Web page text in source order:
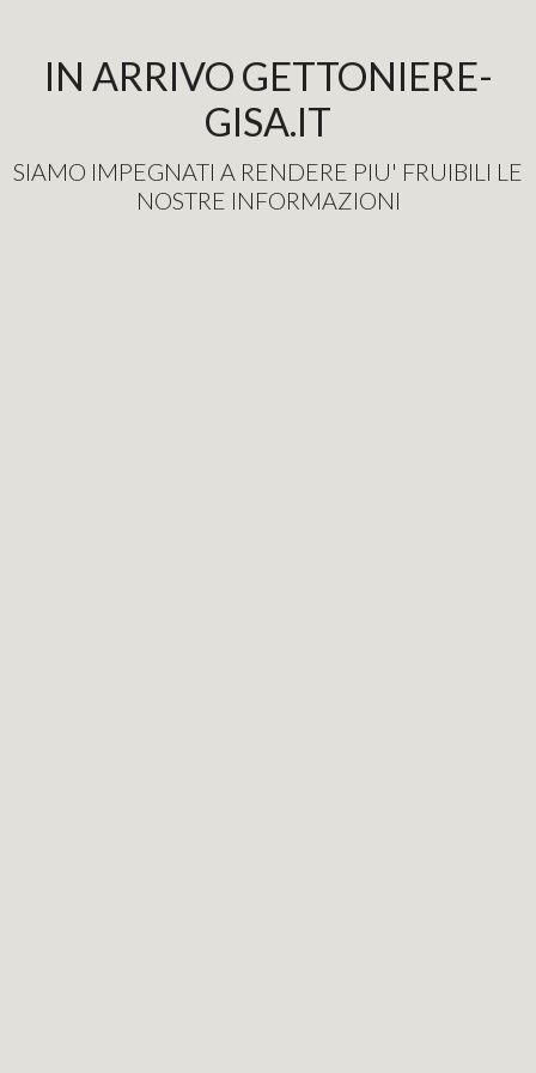
IN ARRIVO GETTONIERE-
GISA.IT
SIAMO IMPEGNATI A RENDERE PIU' FRUIBILI LE
NOSTRE INFORMAZIONI